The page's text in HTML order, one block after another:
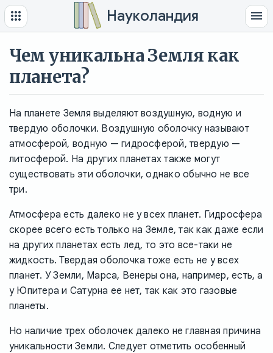
Науколандия
Чем уникальна Земля как
планета?
На планете Земля выделяют воздушную, водную и
твердую оболочки. Воздушную оболочку называют
атмосферой, водную — гидросферой, твердую —
литосферой. На других планетах также могут
существовать эти оболочки, однако обычно не все
три.
Атмосфера есть далеко не у всех планет. Гидросфера
скорее всего есть только на Земле, так как даже если
на других планетах есть лед, то это все-таки не
жидкость. Твердая оболочка тоже есть не у всех
планет. У Земли, Марса, Венеры она, например, есть, а
у Юпитера и Сатурна ее нет, так как это газовые
планеты.
Но наличие трех оболочек далеко не главная причина
уникальности Земли. Следует отметить особенный